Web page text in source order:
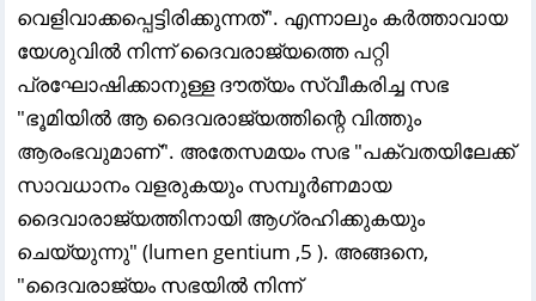
വെളിവാക്കപ്പെട്ടിരിക്കുന്നത്". എന്നാലും കർത്താവായ
യേശുവിൽ നിന്ന് ദൈവരാജ്യത്തെ പറ്റി
പ്രഘോഷിക്കാനുള്ള ദൗത്യം സ്വീകരിച്ച സഭ
"ഭൂമിയിൽ ആ ദൈവരാജ്യത്തിന്റെ വിത്തും
ആരംഭവുമാണ്". അതേസമയം സഭ "പക്വതയിലേക്ക്
സാവധാനം വളരുകയും സമ്പൂർണമായ
ദൈവാരാജ്യത്തിനായി ആഗ്രഹിക്കുകയും
ചെയ്യുന്നു" (lumen gentium ,5 ). അങ്ങനെ,
"ദൈവരാജ്യം സഭയിൽ നിന്ന്